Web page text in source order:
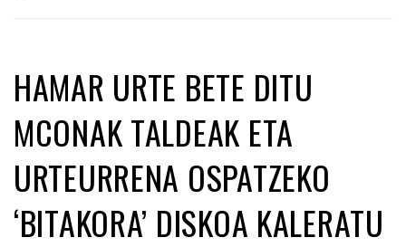
HAMAR URTE BETE DITU
MCONAK TALDEAK ETA
URTEURRENA OSPATZEKO
‘BITAKORA’ DISKOA KALERATU